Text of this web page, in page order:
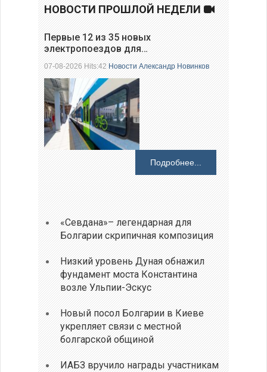
НОВОСТИ ПРОШЛОЙ НЕДЕЛИ
Первые 12 из 35 новых
электропоездов для…
07-08-2026 Hits:42Новости Александр Новинков
Подробнее...
«Севдана»– легендарная для
Болгарии скрипичная композиция
Низкий уровень Дуная обнажил
фундамент моста Константина
возле Ульпии-Эскус
Новый посол Болгарии в Киеве
укрепляет связи с местной
болгарской общиной
ИАБЗ вручило награды участникам